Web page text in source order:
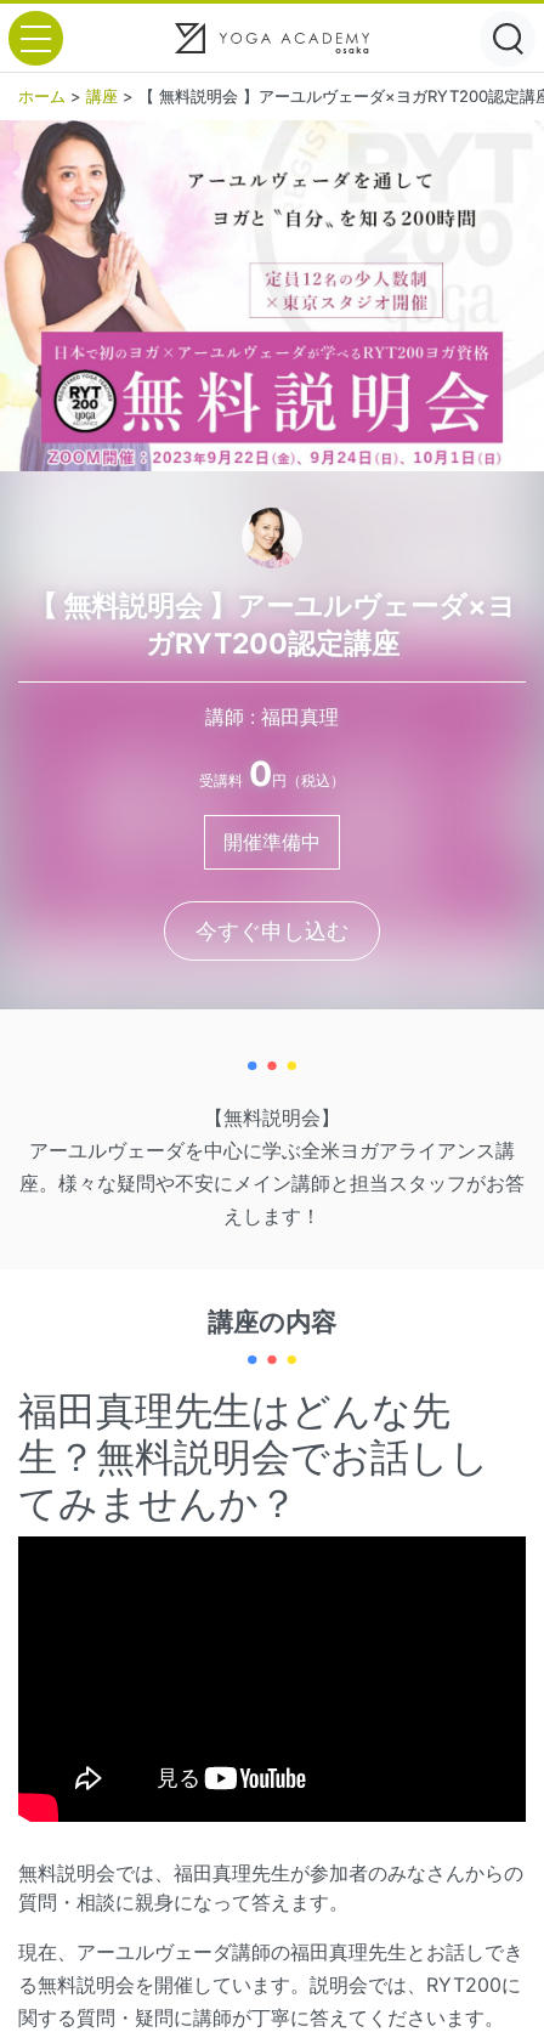
ホーム > 講座 > 【 無料説明会 】アーユルヴェーダ×ヨガRYT200認定講
【 無料説明会 】アーユルヴェーダ×ヨ
ガRYT200認定講座
講師 : 福田真理
受講料 0円（税込）
開催準備中
今すぐ申し込む
【無料説明会】
アーユルヴェーダを中心に学ぶ全米ヨガアライアンス講
座。様々な疑問や不安にメイン講師と担当スタッフがお答
えします！
講座の内容
福田真理先生はどんな先
生？無料説明会でお話しし
てみませんか？
無料説明会では、福田真理先生が参加者のみなさんからの
質問・相談に親身になって答えます。
現在、アーユルヴェーダ講師の福田真理先生とお話しでき
る無料説明会を開催しています。説明会では、RYT200に
関する質問・疑問に講師が丁寧に答えてくださいます。
toggle navigation